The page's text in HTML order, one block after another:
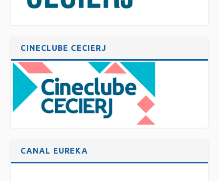
CINECLUBE CECIERJ
CANAL EUREKA